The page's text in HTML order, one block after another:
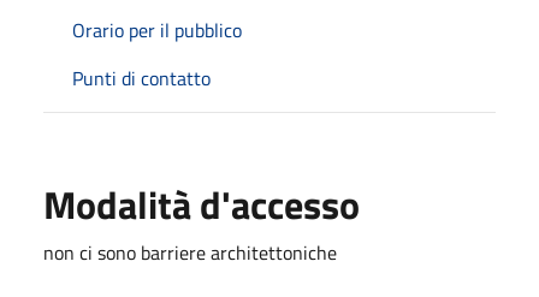
Orario per il pubblico
Punti di contatto
Modalità d'accesso
non ci sono barriere architettoniche